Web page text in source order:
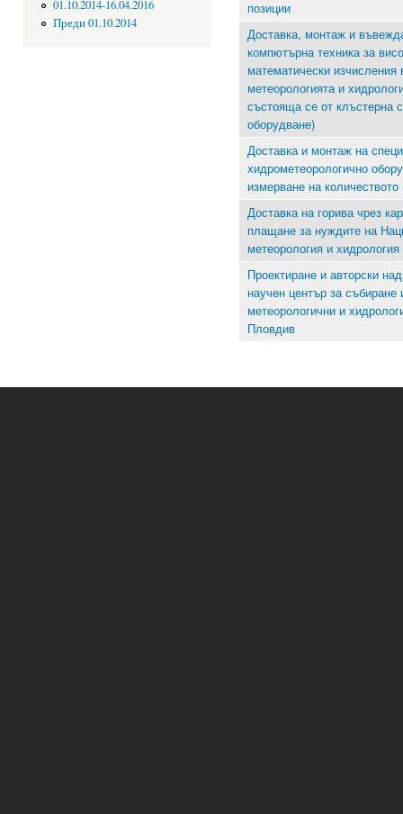
01.10.2014-16.04.2016
Преди 01.10.2014
позиции
Доставка, монтаж и
компютърна техника за
математически изчисления
метеорологията и
състояща се от клъстерна
оборудване)
Доставка и монтаж на
хидрометеорологично
измерване на
Доставка на горива чрез
плащане за нуждите на
метеорология и хидрология
Проектиране и авторски
научен център за събиране
метеорологични и
Пловдив